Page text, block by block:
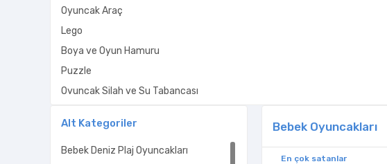
Oyuncak Araç
Lego
Boya ve Oyun Hamuru
Puzzle
Oyuncak Silah ve Su Tabancası
Grup Oyunları
Kız Oyuncakları
Alt Kategoriler
Bebek Deniz Plaj Oyuncakları
Bebek Oyuncakları
En çok satanlar